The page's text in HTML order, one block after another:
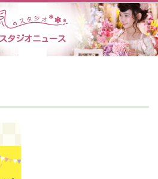
タジオニュース